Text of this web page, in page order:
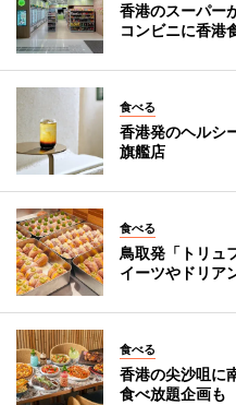
香港のスーパ
コンビニに香港
食べる
香港発のヘルシ
旗艦店
食べる
鳥取発「トリュ
イーツやドリア
食べる
香港の尖沙咀に
食べ放題企画も